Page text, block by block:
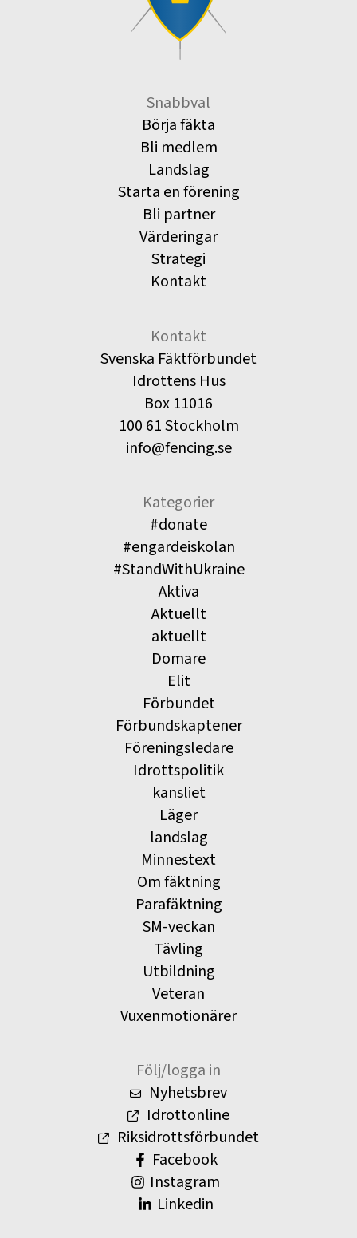
Snabbval
Börja fäkta
Bli medlem
Landslag
Starta en förening
Bli partner
Värderingar
Strategi
Kontakt
Kontakt
Svenska Fäktförbundet
Idrottens Hus
Box 11016
100 61 Stockholm
info@fencing.se
Kategorier
#donate
#engardeiskolan
#StandWithUkraine
Aktiva
Aktuellt
aktuellt
Domare
Elit
Förbundet
Förbundskaptener
Föreningsledare
Idrottspolitik
kansliet
Läger
landslag
Minnestext
Om fäktning
Parafäktning
SM-veckan
Tävling
Utbildning
Veteran
Vuxenmotionärer
Följ/logga in
Nyhetsbrev
Idrottonline
Riksidrottsförbundet
Facebook
Instagram
Linkedin